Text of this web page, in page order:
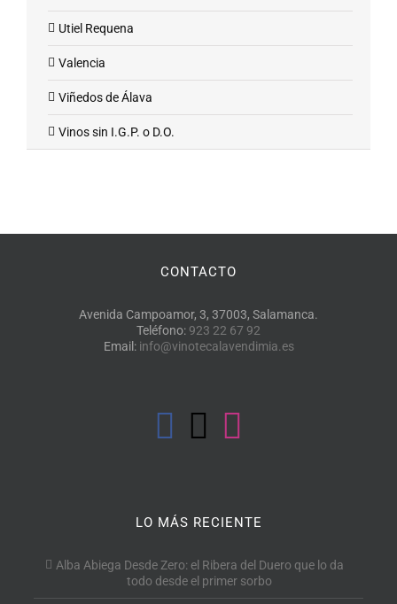
Utiel Requena
Valencia
Viñedos de Álava
Vinos sin I.G.P. o D.O.
CONTACTO
Avenida Campoamor, 3, 37003, Salamanca.
Teléfono: 923 22 67 92
Email: info@vinotecalavendimia.es
LO MÁS RECIENTE
Alba Abiega Desde Zero: el Ribera del Duero que lo da
todo desde el primer sorbo